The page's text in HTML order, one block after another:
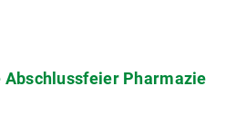
Abschlussfeier Pharmazie